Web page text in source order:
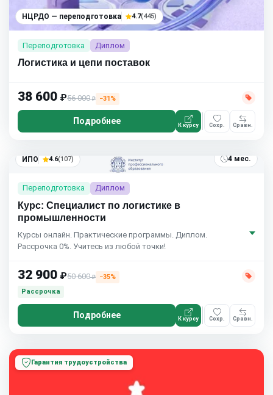
НЦРДО — переподготовка 4.7(445)
Переподготовка Диплом
Логистика и цепи поставок
38 600 ₽56 000₽ −31%
Подробнее К курсу Сохр. Сравн.
ИПО 4.6(107) 4 мес.
Переподготовка Диплом
Курс: Специалист по логистике в
промышленности
Курсы онлайн. Практические программы. Диплом.
Рассрочка 0%. Учитесь из любой точки!
32 900 ₽50 600₽
−35%
Рассрочка
Подробнее К курсу Сохр. Сравн.
Гарантия трудоустройства